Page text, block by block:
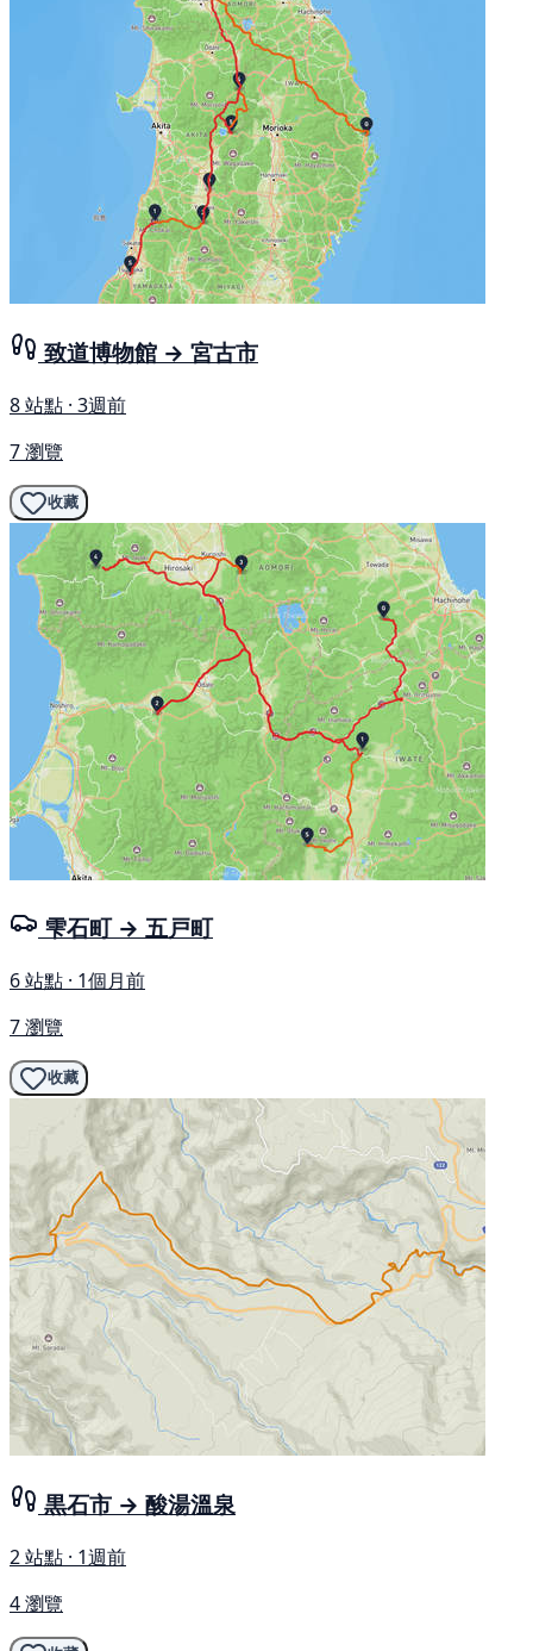
致道博物館 → 宮古市
8 站點 · 3週前
7 瀏覽
收藏
雫石町 → 五戸町
6 站點 · 1個月前
7 瀏覽
收藏
黒石市 → 酸湯溫泉
2 站點 · 1週前
4 瀏覽